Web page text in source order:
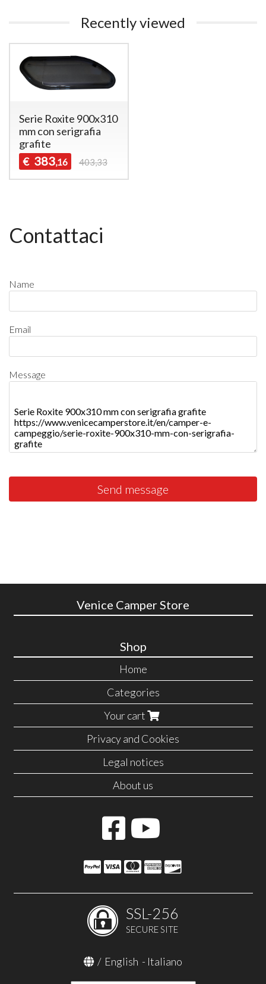
Recently viewed
Serie Roxite 900x310
mm con serigrafia
grafite
€ 383,16 403,33
Contattaci
Name
Email
Message
Send message
Venice Camper Store
Shop
Home
Categories
Your cart
Privacy and Cookies
Legal notices
About us
SSL-256
SECURE SITE
/ English - Italiano